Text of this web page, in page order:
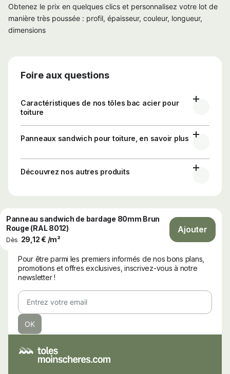
Obtenez le prix en quelques clics et personnalisez votre lot de
manière très poussée : profil, épaisseur, couleur, longueur,
dimensions
Foire aux questions
Caractéristiques de nos tôles bac acier pour
toiture
Panneaux sandwich pour toiture, en savoir plus
Découvrez nos autres produits
Panneau sandwich de bardage 80mm Brun
Rouge (RAL 8012)
Dès 29,12 € /m²
Ajouter
Newsletter
Pour être parmi les premiers informés de nos bons plans,
promotions et offres exclusives, inscrivez-vous à notre
newsletter !